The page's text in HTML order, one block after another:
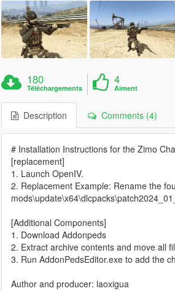
180
Téléchargements
4
Aiment
Description Comments (4)
# Installation Instructions for the Zimo
[replacement]
1. Launch OpenIV.
2. Replacement Example: Rename the
[Additional Components]
1. Download Addonpeds
2. Extract archive contents and move all
3. Run AddonPedsEditor.exe to add the
Author and producer: laoxigua